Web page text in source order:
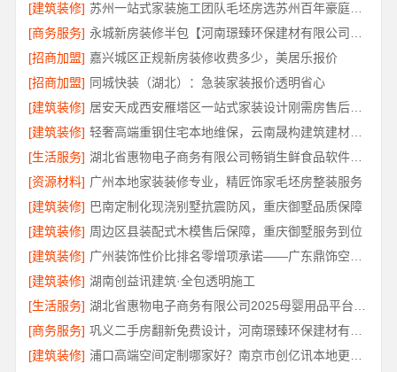
[建筑装修]
苏州一站式家装施工团队毛坯房选苏州百年豪庭新材料有限公司
[商务服务]
[招商加盟] 嘉兴城区正规新房装修收费多少，美居乐报价
[招商加盟] 同城快装（湖北）：急装家装报价透明省心
[建筑装修]
居安天成西安雁塔区一站式家装设计刚需房售后完善
[建筑装修]
轻奢高端重钢住宅本地维保，云南晟构建筑建材有限公司
[生活服务]
湖北省惠物电子商务有限公司畅销生鲜食品软件功能
[资源材料] 广州本地家装装修专业，精匠饰家毛坯房整装服务
[建筑装修] 巴南定制化现浇别墅抗震防风，重庆御墅品质保障
[建筑装修] 周边区县装配式木模售后保障，重庆御墅服务到位
[建筑装修]
[建筑装修] 湖南创益讯建筑·全包透明施工
[生活服务]
[商务服务]
[建筑装修]